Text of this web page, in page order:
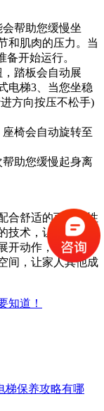
帮助您缓慢坐
和肌肉的压力。当
开始运行。
踏板会自动展
3、当您坐稳
方向按压不松手)
椅会自动旋转至
助您缓慢起身离
合舒适的可多样性
技术，让座椅电梯
开动作，轻巧流
间，让家人其他成
知道！
梯保养攻略有哪